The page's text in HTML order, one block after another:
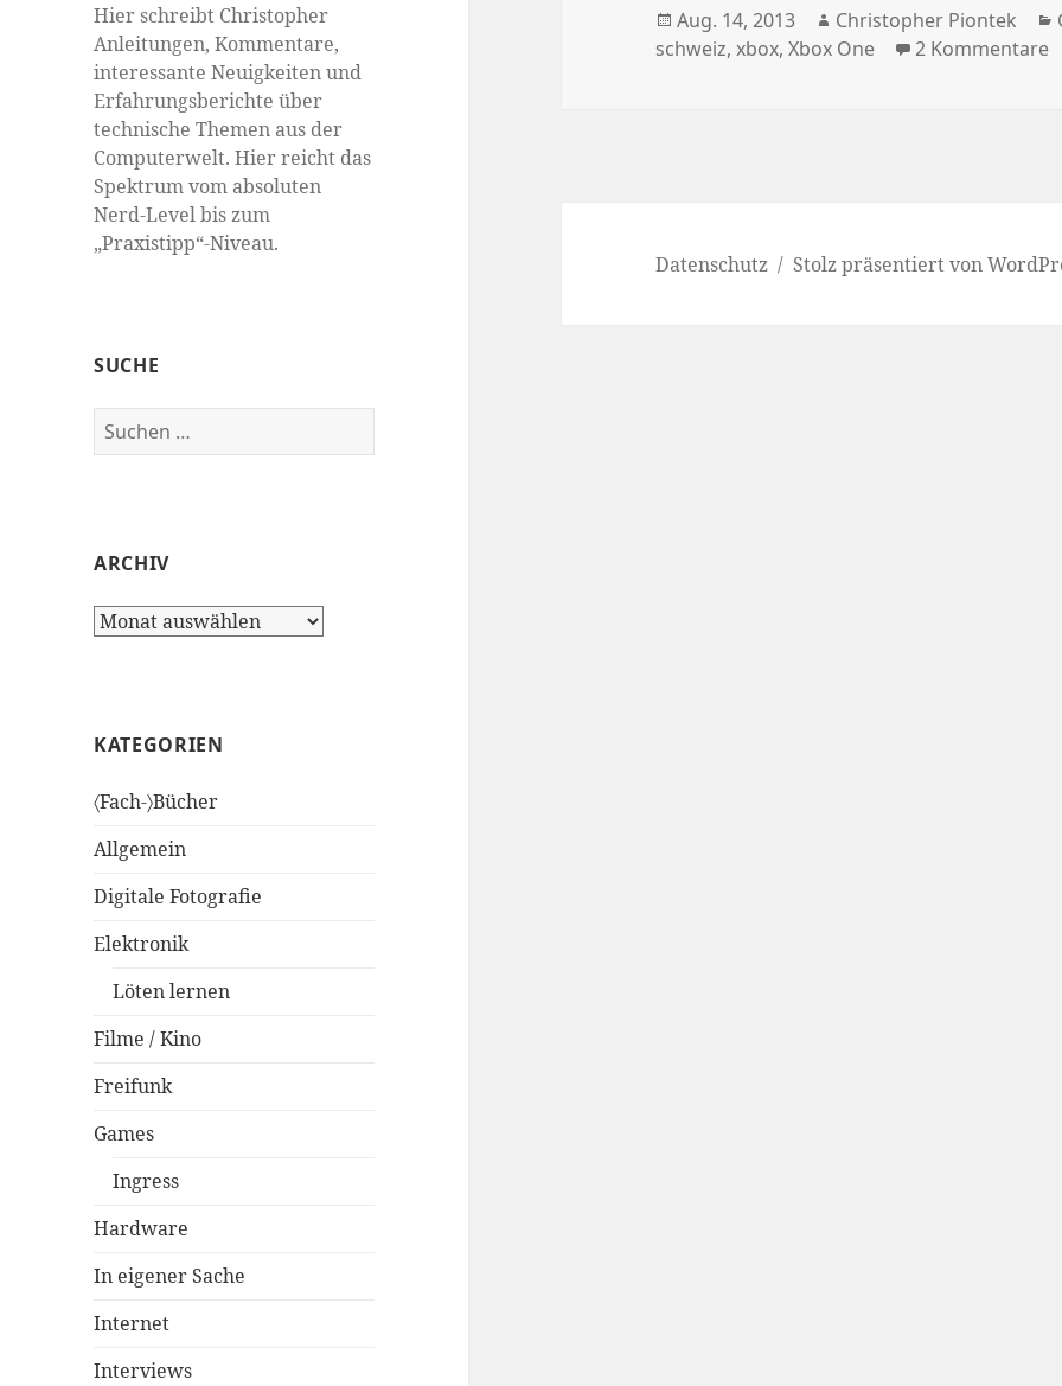
Hier schreibt Christopher
Anleitungen, Kommentare,
interessante Neuigkeiten und
Erfahrungsberichte über
technische Themen aus der
Computerwelt. Hier reicht das
Spektrum vom absoluten
Nerd-Level bis zum
„Praxistipp“-Niveau.
SUCHE
Suchen
nach:
ARCHIV
Archiv
KATEGORIEN
〈Fach-〉Bücher
Allgemein
Digitale Fotografie
Elektronik
Löten lernen
Filme / Kino
Freifunk
Games
Ingress
Hardware
In eigener Sache
Internet
Interviews
Veröffentlicht
am
Aug. 14, 2013 Autor
Christopher Piontek
schweiz,xbox,Xbox One 2 Kommentare
Datenschutz Stolz präsentiert von